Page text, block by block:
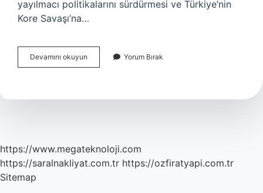
yayılmacı politikalarını sürdürmesi ve Türkiye’nin
Kore Savaşı’na…
Devamını okuyun
Türkiyenin
Olmasında
Yorum Bırak
https://www.megateknoloji.com
https://saralnakliyat.com.tr https://ozfiratyapi.com.tr
Sitemap